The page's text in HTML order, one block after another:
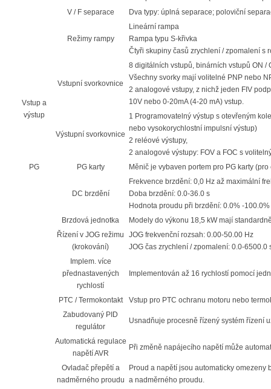
V / F separace
Dva typy: úplná separace; poloviční
Režimy rampy
Lineární rampa
Rampa typu S-křivka
Čtyři skupiny časů zrychlení / zpomalení s
Vstup a
výstup
Vstupní svorkovnice
8 digitálních vstupů, binárních vstupů ON /
Všechny svorky mají volitelné PNP nebo
2 analogové vstupy, z nichž jeden FIV
10V nebo 0-20mA (4-20 mA) vstup.
Výstupní svorkovnice
1 Programovatelný výstup s otevřeným
nebo vysokorychlostní impulsní výstup)
2 reléové výstupy,
2 analogové výstupy: FOV a FOC s
PG
PG karty Měnič je vybaven portem pro PG karty
DC brzdění
Frekvence brzdění: 0,0 Hz až maximální
Doba brzdění: 0.0-36.0 s
Hodnota proudu při brzdění: 0.0% -100.0%
Brzdová jednotka
Modely do výkonu 18,5 kW mají
Řízení v JOG režimu
(krokování)
JOG frekvenční rozsah: 0.00-50.00 Hz
JOG čas zrychlení / zpomalení: 0.0-6500.0
Implem. více
přednastavených
rychlostí
Implementován až 16 rychlostí pomocí
PTC / Termokontakt
Vstup pro PTC ochranu motoru nebo
Zabudovaný PID
regulátor
Usnadňuje procesně řízený systém řízení
Automatická regulace
napětí AVR
Při změně napájecího napětí může
Ovladač přepětí a
nadměrného proudu
Proud a napětí jsou automaticky
a nadměrného proudu.